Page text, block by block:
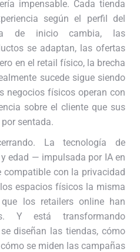
impensable. Cada tienda
según el perfil del
de inicio cambia, las
se adaptan, las ofertas
en el retail físico, la brecha
sucede sigue siendo
negocios físicos operan con
sobre el cliente que sus
sentada.
La tecnología de
edad — impulsada por IA en
con la privacidad
espacios físicos la misma
los retailers online han
Y está transformando
diseñan las tiendas, cómo
se miden las campañas